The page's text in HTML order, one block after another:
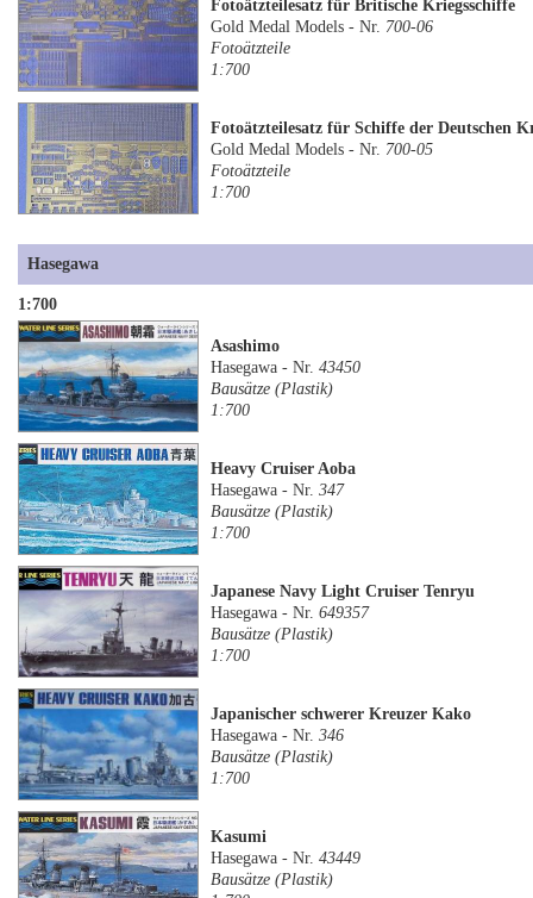
Fotoätzteilesatz für Britische Kriegsschiffe
Gold Medal Models - Nr. 700-06
Fotoätzteile
1:700
Fotoätzteilesatz für Schiffe der Deutschen
Gold Medal Models - Nr. 700-05
Fotoätzteile
1:700
Hasegawa
1:700
Asashimo
Hasegawa - Nr.43450
Bausätze (Plastik)
1:700
Heavy Cruiser Aoba
Hasegawa - Nr.347
Bausätze (Plastik)
1:700
Japanese Navy Light Cruiser Tenryu
Hasegawa - Nr.649357
Bausätze (Plastik)
1:700
Japanischer schwerer Kreuzer Kako
Hasegawa - Nr.346
Bausätze (Plastik)
1:700
Kasumi
Hasegawa - Nr.43449
Bausätze (Plastik)